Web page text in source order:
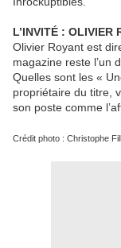
L’INVITÉ : OLIVIER
Olivier Royant est
magazine reste l’un
Quelles sont les «
propriétaire du titre,
son poste comme
Crédit photo : Christophe